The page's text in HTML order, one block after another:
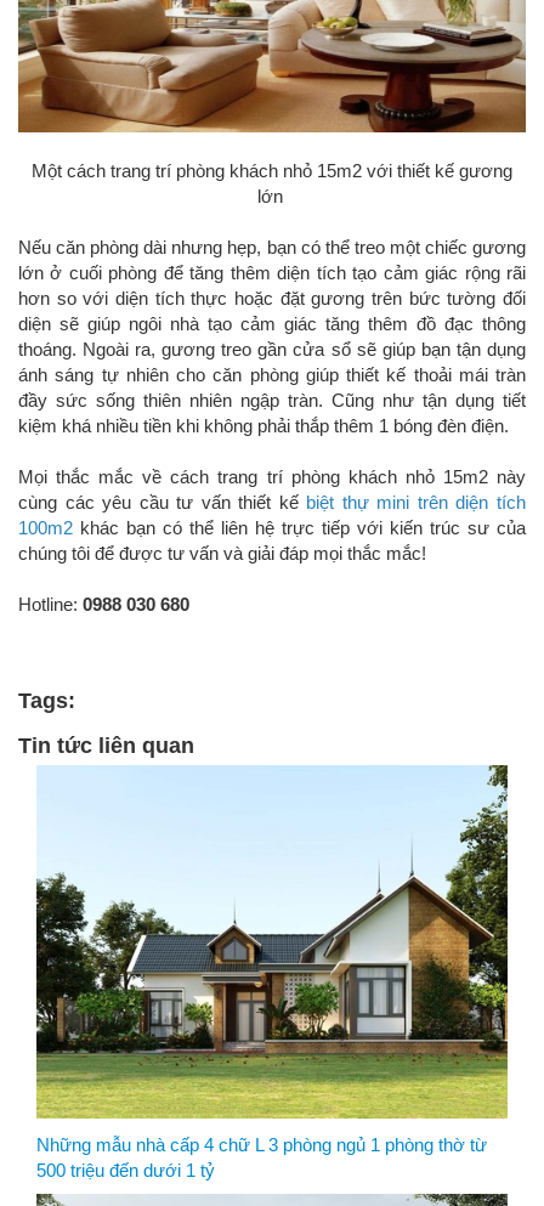
Một cách trang trí phòng khách nhỏ 15m2 với thiết kế gương
lớn
Nếu căn phòng dài nhưng hẹp, bạn có thể treo một chiếc gương
lớn ở cuối phòng để tăng thêm diện tích tạo cảm giác rộng rãi
hơn so với diện tích thực hoặc đặt gương trên bức tường đối
diện sẽ giúp ngôi nhà tạo cảm giác tăng thêm đồ đạc thông
thoáng. Ngoài ra, gương treo gần cửa sổ sẽ giúp bạn tận dụng
ánh sáng tự nhiên cho căn phòng giúp thiết kế thoải mái tràn
đầy sức sống thiên nhiên ngập tràn. Cũng như tận dụng tiết
kiệm khá nhiều tiền khi không phải thắp thêm 1 bóng đèn điện.
Mọi thắc mắc về cách trang trí phòng khách nhỏ 15m2 này
cùng các yêu cầu tư vấn thiết kế biệt thự mini trên diện tích
100m2 khác bạn có thể liên hệ trực tiếp với kiến trúc sư của
chúng tôi để được tư vấn và giải đáp mọi thắc mắc!
Hotline: 0988 030 680
Tags:
Tin tức liên quan
Những mẫu nhà cấp 4 chữ L 3 phòng ngủ 1 phòng thờ từ
500 triệu đến dưới 1 tỷ